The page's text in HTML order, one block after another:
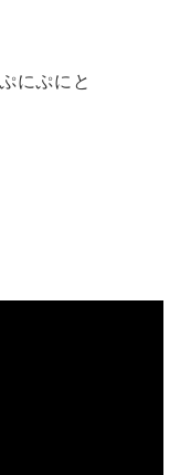
にぷにと